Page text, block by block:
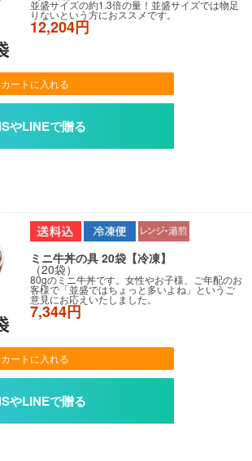
並盛サイズの約1.3倍の量！並盛サイズでは物足
りないという方におススメです。
12,204円
カートに入れる
ミニ牛丼の具 20袋【冷凍】
（20袋）
80gのミニ牛丼です。女性やお子様、ご年配のお
客様で「並盛ではちょっと多いよね」というご
意見にお応えいたしました。
7,344円
カートに入れる